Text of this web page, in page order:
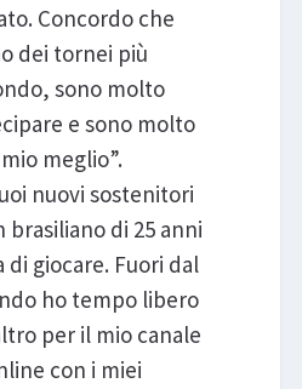
Concordo che
dei tornei più
sono molto
e sono molto
meglio”.
nuovi sostenitori
brasiliano di 25 anni
giocare. Fuori dal
ho tempo libero
per il mio canale
con i miei